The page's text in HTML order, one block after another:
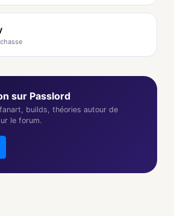
sur Passlord
builds, théories autour de
le forum.